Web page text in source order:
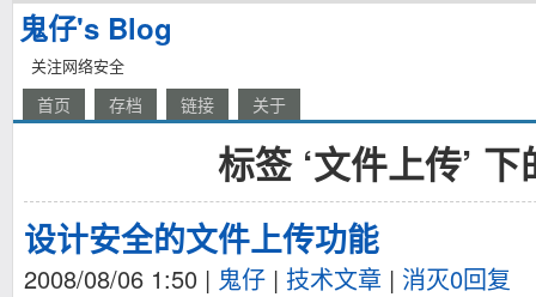
鬼仔's Blog
关注网络安全
首页 存档 链接 关于
标签 ‘文件上传’
设计安全的文件上传功能
2008/08/06 1:50 | 鬼仔 | 技术文章 | 消灭0回复